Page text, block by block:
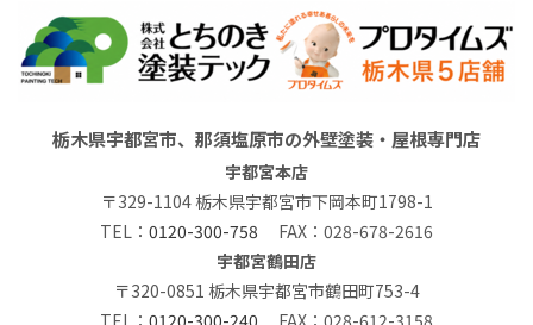
栃木県宇都宮市、那須塩原市の外壁塗装・屋根専門店
宇都宮本店
〒329-1104 栃木県宇都宮市下岡本町1798-1
TEL： 0120-300-758 FAX：028-678-2616
宇都宮鶴田店
〒320-0851 栃木県宇都宮市鶴田町753-4